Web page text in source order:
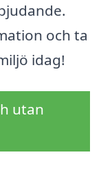
och ta
idag!
utan